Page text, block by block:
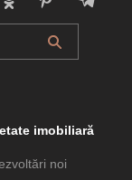
imobiliară
noi